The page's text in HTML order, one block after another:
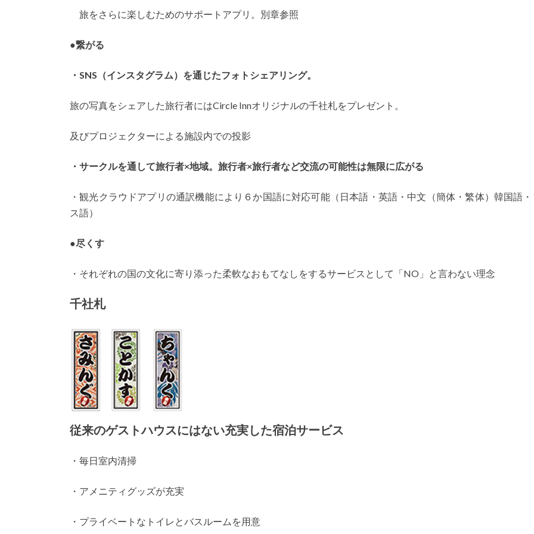
旅をさらに楽しむためのサポートアプリ。別章参照
●繋がる
・SNS（インスタグラム）を通じたフォトシェアリング。
旅の写真をシェアした旅行者にはCircle Innオリジナルの千社札をプレゼント。
及びプロジェクターによる施設内での投影
・サークルを通して旅行者×地域。旅行者×旅行者など交流の可能性は無限に広がる
・観光クラウドアプリの通訳機能により６か国語に対応可能（日本語・英語・中文（簡体・繁体）韓国語
ス語）
●尽くす
・それぞれの国の文化に寄り添った柔軟なおもてなしをするサービスとして「NO」と言わない理念
千社札
従来のゲストハウスにはない充実した宿泊サービス
・毎日室内清掃
・アメニティグッズが充実
・プライベートなトイレとバスルームを用意